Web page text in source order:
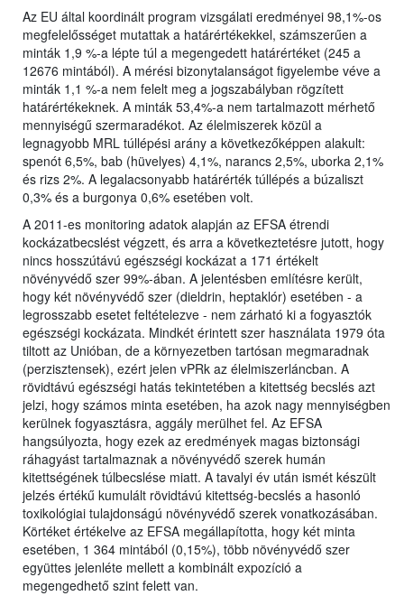
Az EU által koordinált program vizsgálati eredményei 98,1%-os
megfelelősséget mutattak a határértékekkel, számszerűen a
minták 1,9 %-a lépte túl a megengedett határértéket (245 a
12676 mintából). A mérési bizonytalanságot figyelembe véve a
minták 1,1 %-a nem felelt meg a jogszabályban rögzített
határértékeknek. A minták 53,4%-a nem tartalmazott mérhető
mennyiségű szermaradékot. Az élelmiszerek közül a
legnagyobb MRL túllépési arány a következőképpen alakult:
spenót 6,5%, bab (hüvelyes) 4,1%, narancs 2,5%, uborka 2,1%
és rizs 2%. A legalacsonyabb határérték túllépés a búzaliszt
0,3% és a burgonya 0,6% esetében volt.
A 2011-es monitoring adatok alapján az EFSA étrendi
kockázatbecslést végzett, és arra a következtetésre jutott, hogy
nincs hosszútávú egészségi kockázat a 171 értékelt
növényvédő szer 99%-ában. A jelentésben említésre került,
hogy két növényvédő szer (dieldrin, heptaklór) esetében - a
legrosszabb esetet feltételezve - nem zárható ki a fogyasztók
egészségi kockázata. Mindkét érintett szer használata 1979 óta
tiltott az Unióban, de a környezetben tartósan megmaradnak
(perzisztensek), ezért jelen vPRk az élelmiszerláncban. A
rövidtávú egészségi hatás tekintetében a kitettség becslés azt
jelzi, hogy számos minta esetében, ha azok nagy mennyiségben
kerülnek fogyasztásra, aggály merülhet fel. Az EFSA
hangsúlyozta, hogy ezek az eredmények magas biztonsági
ráhagyást tartalmaznak a növényvédő szerek humán
kitettségének túlbecslése miatt. A tavalyi év után ismét készült
jelzés értékű kumulált rövidtávú kitettség-becslés a hasonló
toxikológiai tulajdonságú növényvédő szerek vonatkozásában.
Körtéket értékelve az EFSA megállapította, hogy két minta
esetében, 1 364 mintából (0,15%), több növényvédő szer
együttes jelenléte mellett a kombinált expozíció a
megengedhető szint felett van.